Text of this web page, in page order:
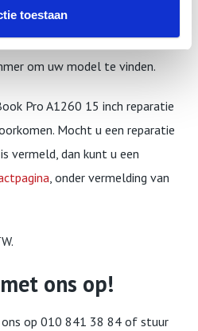
toestaan
per land of regio). Zoek in
nummer dat gelijk is aan het
om uw model te vinden.
Pro A1260 15 inch reparatie
Mocht u een reparatie
vermeld, dan kunt u een
, onder vermelding van
ons op!
op 010 841 38 84 of stuur